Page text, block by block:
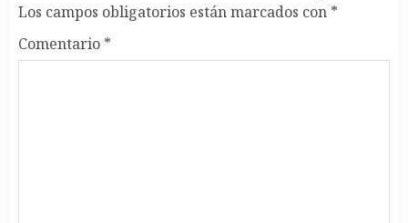
Los campos obligatorios están marcados con *
Comentario *